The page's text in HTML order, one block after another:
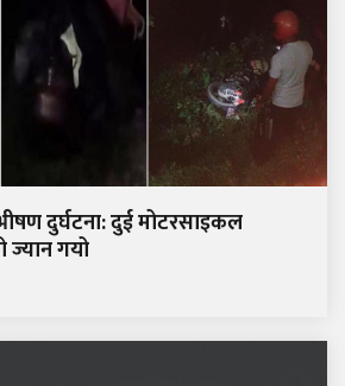
दुर्घटना: दुई मोटरसाइकल
ज्यान गयो